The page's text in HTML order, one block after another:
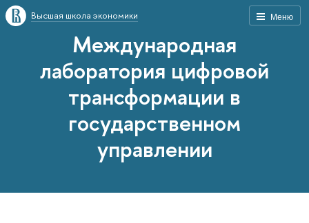
Меню
Высшая школа экономики
Международная
лаборатория цифровой
трансформации в
государственном
управлении